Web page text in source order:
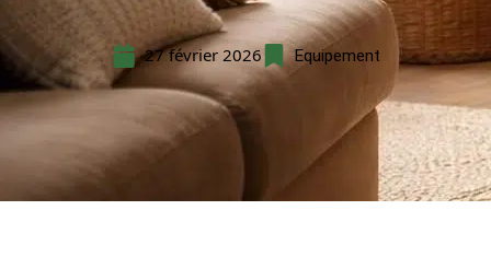
27 février 2026 Equipement